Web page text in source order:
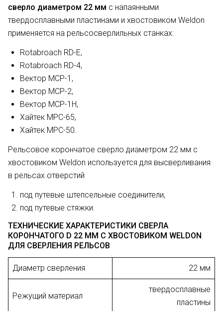
сверло диаметром 22 мм с напаянными
твердосплавными пластинами и хвостовиком Weldon
применяется на рельсосверлильных станках:
Rotabroach RD-E,
Rotabroach RD-4,
Вектор МСР-1,
Вектор МСР-2,
Вектор МСР-1Н,
Хайтек МРС-65,
Хайтек МРС-50.
Рельсовое корончатое сверло диаметром 22 мм с
хвостовиком Weldon используется для высверливания
в рельсах отверстий
под путевые штепсельные соединители,
под путевые стяжки.
ТЕХНИЧЕСКИЕ ХАРАКТЕРИСТИКИ СВЕРЛА
КОРОНЧАТОГО D 22 ММ С ХВОСТОВИКОМ WELDON
ДЛЯ СВЕРЛЕНИЯ РЕЛЬСОВ
Диаметр сверления 22 мм
Режущий материал
твердосплавные
пластины